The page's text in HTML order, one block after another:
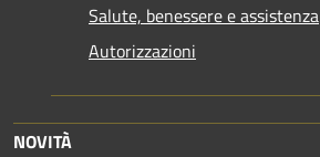
Salute, benessere e assistenza
Autorizzazioni
NOVITÀ